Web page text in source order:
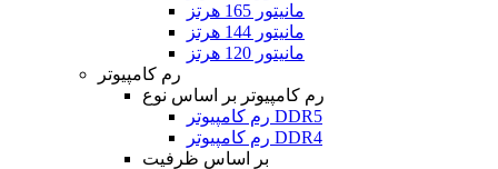
مانیتور 165 هرتز
مانیتور 144 هرتز
مانیتور 120 هرتز
رم کامپیوتر
رم کامپیوتر بر اساس نوع
رم کامپیوتر DDR5
رم کامپیوتر DDR4
بر اساس ظرفیت